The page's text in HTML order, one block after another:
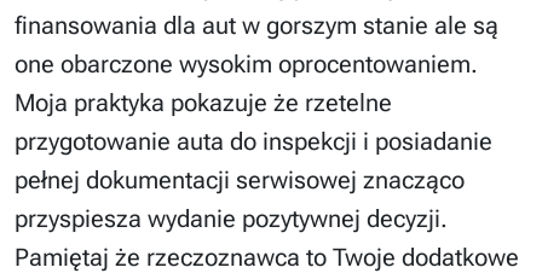
finansowania dla aut w gorszym stanie ale są
one obarczone wysokim oprocentowaniem.
Moja praktyka pokazuje że rzetelne
przygotowanie auta do inspekcji i posiadanie
pełnej dokumentacji serwisowej znacząco
przyspiesza wydanie pozytywnej decyzji.
Pamiętaj że rzeczoznawca to Twoje dodatkowe